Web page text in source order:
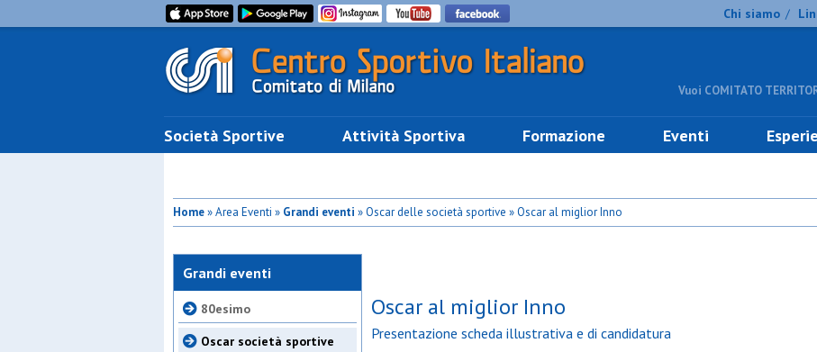
Chi siamo /
Vuoi COMITATO
Società Sportive Attività Sportiva Formazione Eventi
Home» Area Eventi » Grandi eventi » Oscar delle società sportive » Oscar al miglior Inno
Grandi eventi
80esimo
Oscar società sportive
Oscar al miglior Inno
Presentazione scheda illustrativa e di candidatura